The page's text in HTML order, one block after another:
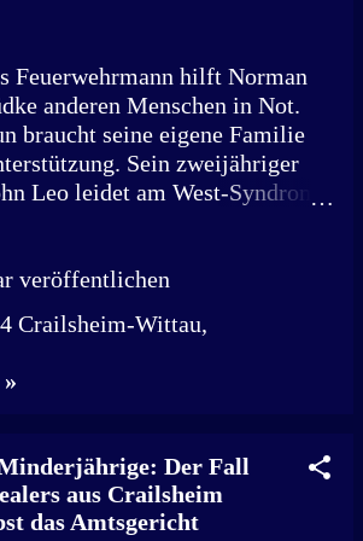
mit Ketamin: All das stellten
eines 46-
in Crailsheim sicher. „Sie
ein richtiges Arsenal an
bemerkt Richterin Uta
Hinzu kam ein American
Bull Terrier, den der Angeklagte
zur Bedrohung seines
als besonders kräftig und
Rappers Bonez MC gesehen hat,
Bull zä...
Feuerwehrmann hilft Norman
anderen Menschen in Not.
braucht seine eigene Familie
Sein zweijähriger
Leo leidet am West-Syndrom.
wie viel Liebe in ihm steckt.
ist ihr Sohn ihr größtes
und spielt mit seiner
lächelt seinen Eltern
Lüdke und Barbara Müller
Immer wieder beugt sich
veröffentlichen
Crailsheim-Wittau,
Der Fall
aus Crailsheim
das Amtsgericht